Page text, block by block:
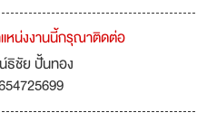
หน่งงานนี้กรุณาติดต่อ
ชัย ปั้นทอง